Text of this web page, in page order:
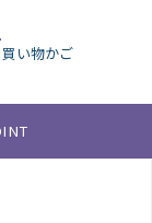
買い物かご